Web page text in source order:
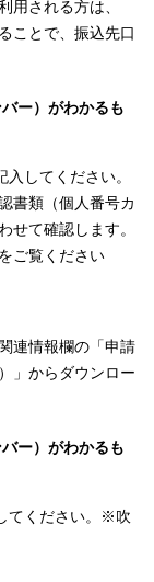
用される方は、
ことで、振込先口
ー）がわかるも
してください。
書類（個人番号カ
せて確認します。
ご覧ください
連情報欄の「申請
」からダウンロー
ー）がわかるも
てください。※吹